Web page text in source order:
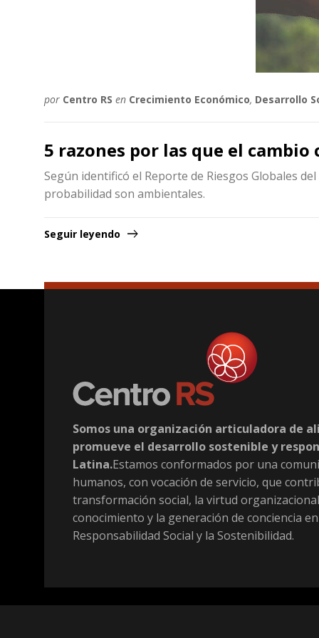
por Centro RS en Crecimiento Económico, Desarrollo
5 razones por las que el
Según identificó el Reporte de Riesgos Globales
probabilidad son ambientales.
Seguir leyendo
Somos una organización articuladora de
promueve el desarrollo sostenible y
Latina.Estamos conformados por una
humanos, con vocación de servicio, que
transformación social, la virtud
conocimiento y la generación de conciencia
Responsabilidad Social y la Sostenibilidad.